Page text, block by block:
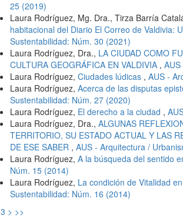
25 (2019)
Laura Rodríguez, Mg. Dra., Tirza Barría
habitacional del Diario El Correo de Valdivia:
Sustentabilidad: Núm. 30 (2021)
Laura Rodríguez, Dra., LA CIUDAD COMO
CULTURA GEOGRÁFICA EN VALDIVIA ,
Laura Rodríguez, Ciudades lúdicas , AUS -
Laura Rodríguez, Acerca de las disputas
Sustentabilidad: Núm. 27 (2020)
Laura Rodríguez, El derecho a la ciudad ,
Laura Rodríguez, Dra., ALGUNAS
TERRITORIO, SU ESTADO ACTUAL Y LAS
DE ESE SABER , AUS - Arquitectura /
Laura Rodríguez, A la búsqueda del sentido
Núm. 15 (2014)
Laura Rodríguez, La condición de Vitalidad
Sustentabilidad: Núm. 16 (2014)
3 > >>